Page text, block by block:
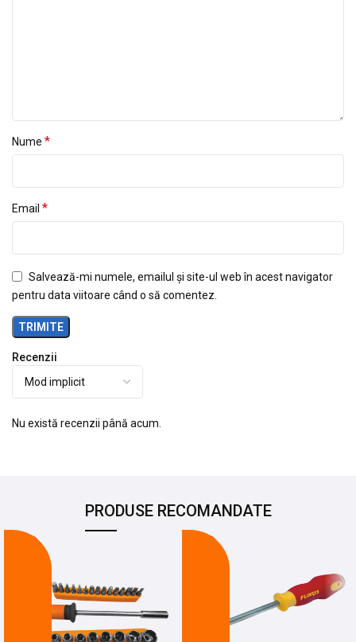
Recenzii
Nu există recenzii până acum.
Nume *
Email *
Salvează-mi numele, emailul și site-ul web în acest navigator
pentru data viitoare când o să comentez.
PRODUSE RECOMANDATE